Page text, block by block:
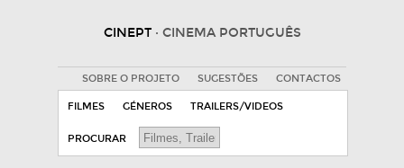
CINEPT · CINEMA PORTUGUÊS
SOBRE O PROJETO SUGESTÕES CONTACTOS
FILMES GÉNEROS TRAILERS/VIDEOS
PROCURAR